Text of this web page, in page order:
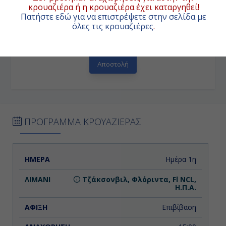
κρουαζιέρα ή η κρουαζιέρα έχει καταργηθεί!
Πατήστε εδώ για να επιστρέψετε στην σελίδα με
όλες τις κρουαζιέρες.
ΠΡΟΓΡΑΜΜΑ ΚΡΟΥΑΖΙΕΡΑΣ
ΗΜΕΡΑ ΑΝΑΧΩΡΗΣΗ
Ημέρα 1η
Τζάκσονβιλ, Φλόριντα, Fl NCL,
Η.Π.Α.
Επιβίβαση